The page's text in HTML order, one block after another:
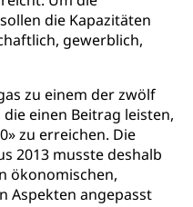
die Kapazitäten
gewerblich,
zu einem der zwölf
einen Beitrag leisten,
zu erreichen. Die
2013 musste deshalb
ökonomischen,
Aspekten angepasst
Säule, dritte
(WAS Luzern)